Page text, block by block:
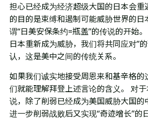
担心已经成为经济超级大国的日本会重
的目的是束缚和遏制可能威胁世界的日
谓“日美安保条约=瓶盖”的传说的开始
日本重新成为威胁，我们将共同应对”
认，这是美中之间的传统关系。
如果我们诚实地接受周恩来和基辛格的
们就能理解拜登上述言论的含义。 对
说，除了削弱已经成为美国威胁大国的
进一步削弱战败后又实现“奇迹增长”的